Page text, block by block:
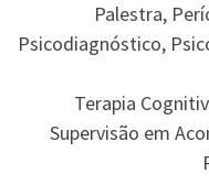
Palestra,
Psicodiagnóstico,
Terapia
Supervisão em